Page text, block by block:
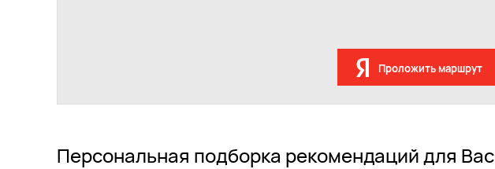
Проложить маршрут
Персональная подборка рекомендаций для Вас